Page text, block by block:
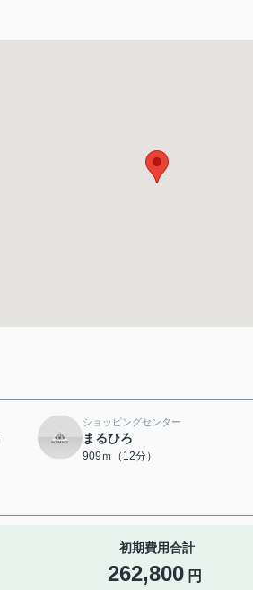
ショッピングセンター
まるひろ
909ｍ（12分）
初期費用合計
262,800 円